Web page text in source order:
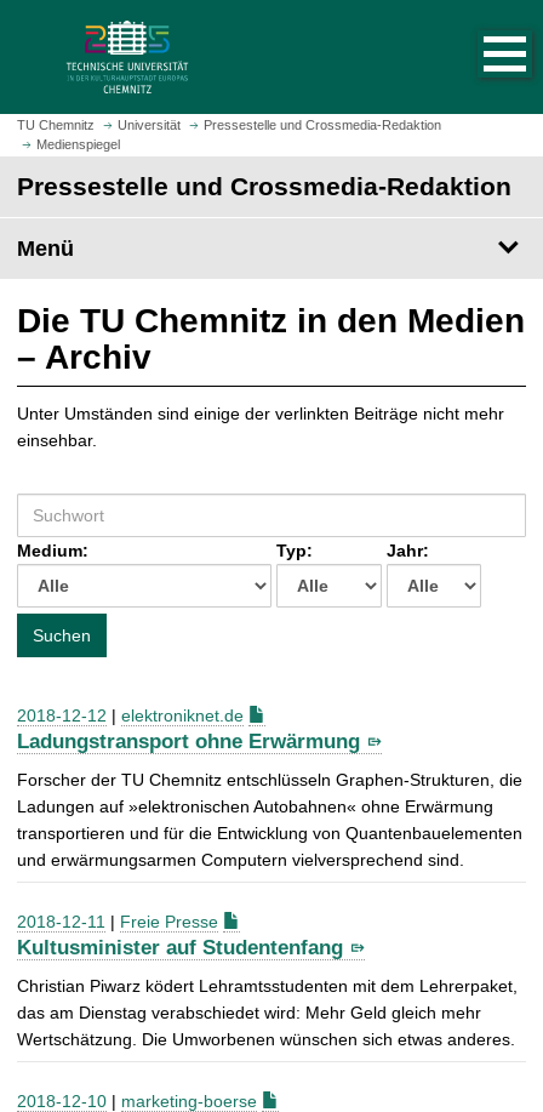
m
H
t
s
i
e
a
u
f
r
u
f
e
TU Chemnitz Universität
Pressestelle und Crossmedia-Redaktion
Medienspiegel
Pressestelle und Crossmedia-Redaktion
Menü
Die TU Chemnitz in den Medien
– Archiv
Unter Umständen sind einige der verlinkten Beiträge nicht mehr
einsehbar.
u
c
e
h
:
Medium: Typ: Jahr:
Suchen
2018-12-12 | elektroniknet.de
Ladungstransport ohne Erwärmung
Forscher der TU Chemnitz entschlüsseln Graphen-Strukturen, die
Ladungen auf »elektronischen Autobahnen« ohne Erwärmung
transportieren und für die Entwicklung von Quantenbauelementen
und erwärmungsarmen Computern vielversprechend sind.
2018-12-11 | Freie Presse
Kultusminister auf Studentenfang
Christian Piwarz ködert Lehramtsstudenten mit dem Lehrerpaket,
das am Dienstag verabschiedet wird: Mehr Geld gleich mehr
Wertschätzung. Die Umworbenen wünschen sich etwas anderes.
2018-12-10 | marketing-boerse